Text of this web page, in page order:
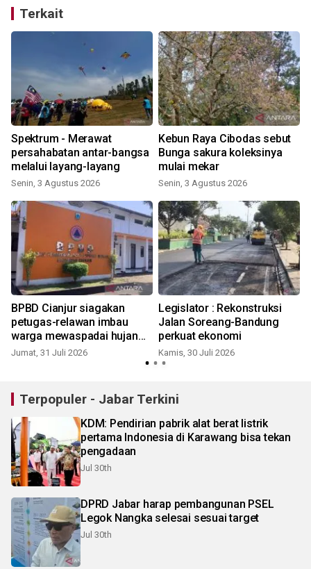
Terkait
Spektrum - Merawat
persahabatan antar-bangsa
melalui layang-layang
Senin, 3 Agustus 2026
Kebun Raya Cibodas sebut
Bunga sakura koleksinya
mulai mekar
Senin, 3 Agustus 2026
BPBD Cianjur siagakan
petugas-relawan imbau
warga mewaspadai hujan
lebat
Jumat, 31 Juli 2026
Legislator : Rekonstruksi
Jalan Soreang-Bandung
perkuat ekonomi
Kamis, 30 Juli 2026
Terpopuler - Jabar Terkini
KDM: Pendirian pabrik alat berat listrik
pertama Indonesia di Karawang bisa tekan
pengadaan
Jul 30th
DPRD Jabar harap pembangunan PSEL
Legok Nangka selesai sesuai target
Jul 30th